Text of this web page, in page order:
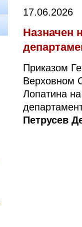
17.06.2026
Назначен
Приказом
Верховном
Лопатина
Петрусев